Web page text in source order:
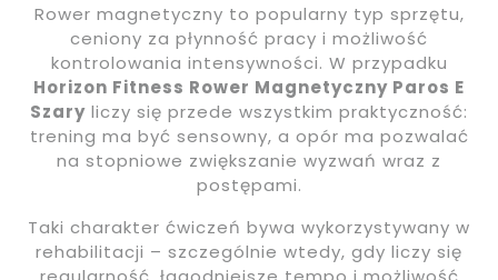
Rower magnetyczny to popularny typ sprzętu,
ceniony za płynność pracy i możliwość
kontrolowania intensywności. W przypadku
Horizon Fitness Rower Magnetyczny Paros E
Szary liczy się przede wszystkim praktyczność:
trening ma być sensowny, a opór ma pozwalać
na stopniowe zwiększanie wyzwań wraz z
postępami.
Taki charakter ćwiczeń bywa wykorzystywany w
rehabilitacji – szczególnie wtedy, gdy liczy się